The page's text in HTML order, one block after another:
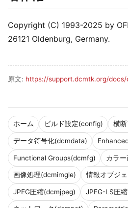
ホーム ビルド設定(config) 横
データ符号化(dcmdata)
Functional Groups(dcmfg) カラ
画像処理(dcmimgle) 情報オブジ
JPEG圧縮(dcmjpeg) JPEG-LS圧
Copyright (C) 1993-2025 by
26121 Oldenburg, Germany.
原文: https://support.dcmtk.org/